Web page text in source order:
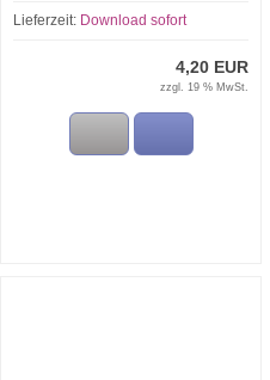
Lieferzeit: Download sofort
4,20 EUR
zzgl. 19 % MwSt.